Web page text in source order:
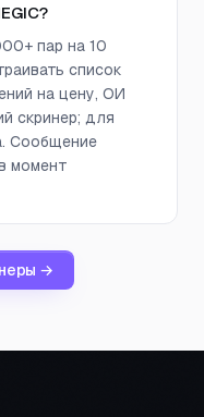
пар на 10
список
на цену, ОИ
скринер; для
Сообщение
момент
→